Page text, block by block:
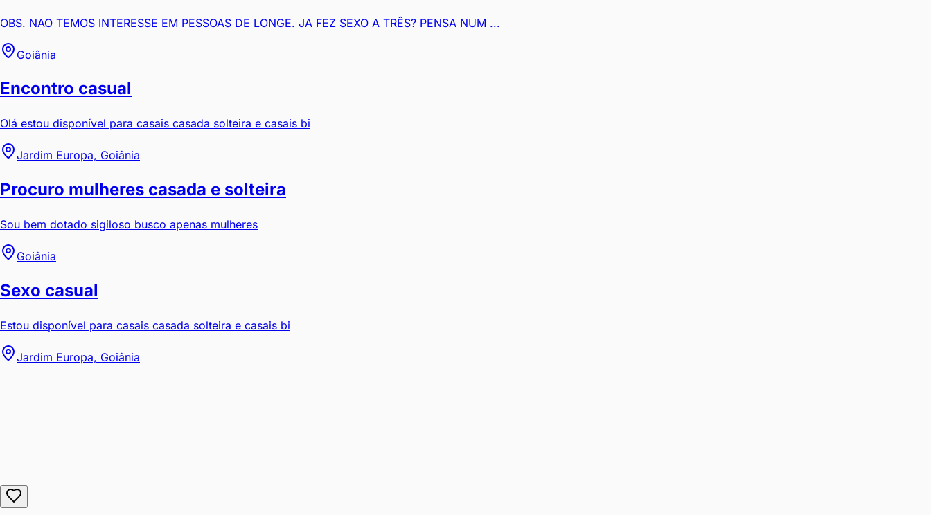
OBS. NAO TEMOS INTERESSE EM PESSOAS DE LONGE. JA FEZ SEXO A TRÊS? PENSA NUM ...
Goiânia
Encontro casual
Olá estou disponível para casais casada solteira e casais bi
Jardim Europa, Goiânia
Procuro mulheres casada e solteira
Sou bem dotado sigiloso busco apenas mulheres
Goiânia
Sexo casual
Estou disponível para casais casada solteira e casais bi
Jardim Europa, Goiânia